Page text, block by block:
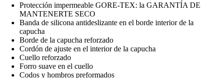
Protección impermeable GORE-TEX: la GARANTÍA DE
MANTENERTE SECO
Banda de silicona antideslizante en el borde interior de la
capucha
Borde de la capucha reforzado
Cordón de ajuste en el interior de la capucha
Cuello reforzado
Forro suave en el cuello
Codos y hombros preformados